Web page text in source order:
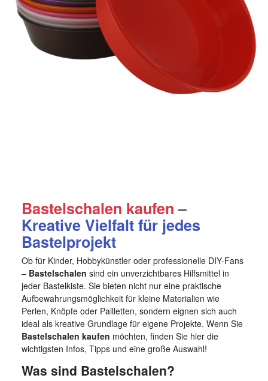
Bastelschalen kaufen –
Kreative Vielfalt für jedes
Bastelprojekt
Ob für Kinder, Hobbykünstler oder professionelle DIY-Fans
– Bastelschalen sind ein unverzichtbares Hilfsmittel in
jeder Bastelkiste. Sie bieten nicht nur eine praktische
Aufbewahrungsmöglichkeit für kleine Materialien wie
Perlen, Knöpfe oder Pailletten, sondern eignen sich auch
ideal als kreative Grundlage für eigene Projekte. Wenn Sie
Bastelschalen kaufen möchten, finden Sie hier die
wichtigsten Infos, Tipps und eine große Auswahl!
Was sind Bastelschalen?